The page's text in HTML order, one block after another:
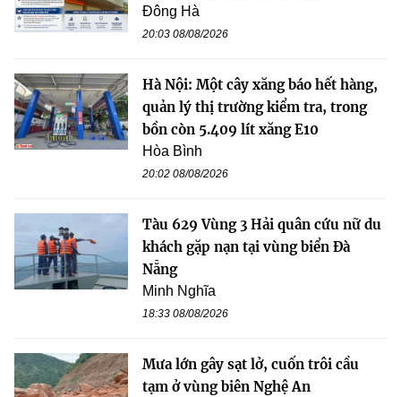
Đông Hà
20:03 08/08/2026
Hà Nội: Một cây xăng báo hết hàng,
quản lý thị trường kiểm tra, trong
bồn còn 5.409 lít xăng E10
Hòa Bình
20:02 08/08/2026
Tàu 629 Vùng 3 Hải quân cứu nữ du
khách gặp nạn tại vùng biển Đà
Nẵng
Minh Nghĩa
18:33 08/08/2026
Mưa lớn gây sạt lở, cuốn trôi cầu
tạm ở vùng biên Nghệ An